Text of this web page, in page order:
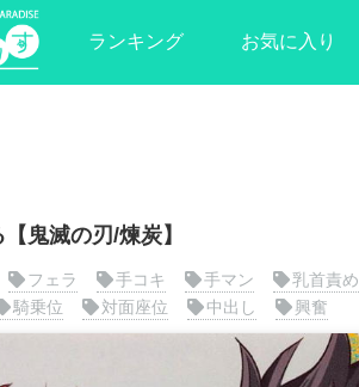
ランキング お気に入り
鬼滅の刃/煉炭】
フェラ 手コキ 手マン 乳首責め
騎乗位 対面座位 中出し 興奮